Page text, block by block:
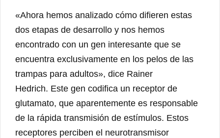
«Ahora hemos analizado cómo difieren estas
dos etapas de desarrollo y nos hemos
encontrado con un gen interesante que se
encuentra exclusivamente en los pelos de las
trampas para adultos», dice Rainer
Hedrich. Este gen codifica un receptor de
glutamato, que aparentemente es responsable
de la rápida transmisión de estímulos. Estos
receptores perciben el neurotransmisor